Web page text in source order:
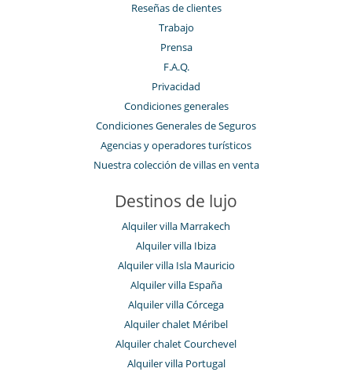
Reseñas de clientes
Trabajo
Prensa
F.A.Q.
Privacidad
Condiciones generales
Condiciones Generales de Seguros
Agencias y operadores turísticos
Nuestra colección de villas en venta
Destinos de lujo
Alquiler villa Marrakech
Alquiler villa Ibiza
Alquiler villa Isla Mauricio
Alquiler villa España
Alquiler villa Córcega
Alquiler chalet Méribel
Alquiler chalet Courchevel
Alquiler villa Portugal